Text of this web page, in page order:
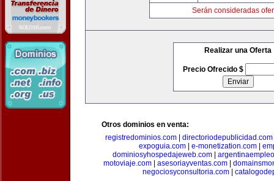
Serán consideradas
Realizar una Oferta
Precio Ofrecido $
Otros dominios en venta:
registredominios.com| directoriodepublicidad.com
expoguia.com| e-monetization.com|
dominiosyhospedajeweb.com
motoviaje.com
asesoriayventas.com
negociosyconsultoria.com|